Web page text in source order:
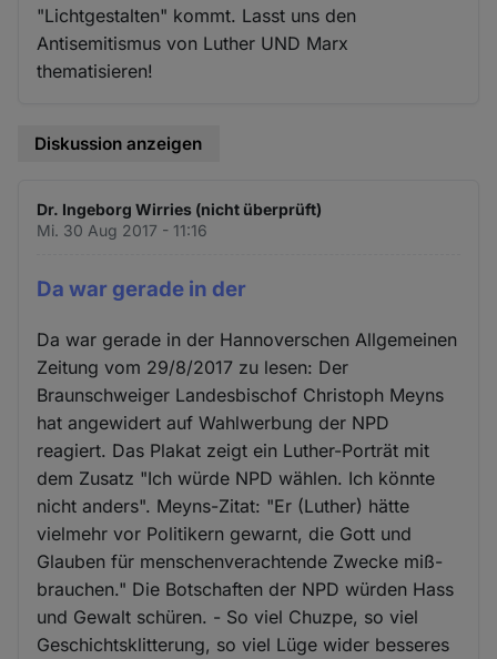
"Lichtgestalten" kommt. Lasst uns den
Antisemitismus von Luther UND Marx
thematisieren!
Diskussion anzeigen
Dr. Ingeborg Wirries (nicht überprüft)
Mi. 30 Aug 2017 - 11:16
Da war gerade in der
Da war gerade in der Hannoverschen Allgemeinen
Zeitung vom 29/8/2017 zu lesen: Der
Braunschweiger Landesbischof Christoph Meyns
hat angewidert auf Wahlwerbung der NPD
reagiert. Das Plakat zeigt ein Luther-Porträt mit
dem Zusatz "Ich würde NPD wählen. Ich könnte
nicht anders". Meyns-Zitat: "Er (Luther) hätte
vielmehr vor Politikern gewarnt, die Gott und
Glauben für menschenverachtende Zwecke miß-
brauchen." Die Botschaften der NPD würden Hass
und Gewalt schüren. - So viel Chuzpe, so viel
Geschichtsklitterung, so viel Lüge wider besseres